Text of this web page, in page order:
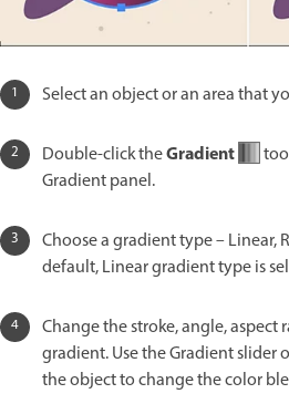
Select an object or an area that
Double-click theGradient
Gradient panel.
Choose a gradient type – Linear,
default, Linear gradient type is
Change the stroke, angle,
gradient. Use the Gradient slider
the object to change the color